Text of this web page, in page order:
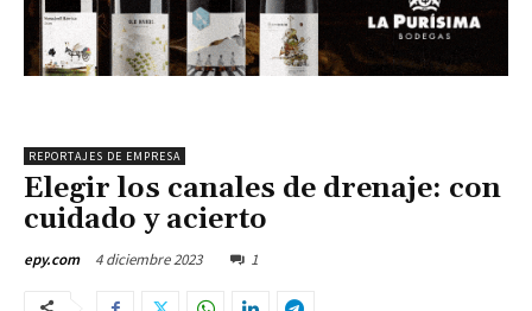
REPORTAJES DE EMPRESA
Elegir los canales de drenaje: con
cuidado y acierto
epy.com 4 diciembre 2023 1